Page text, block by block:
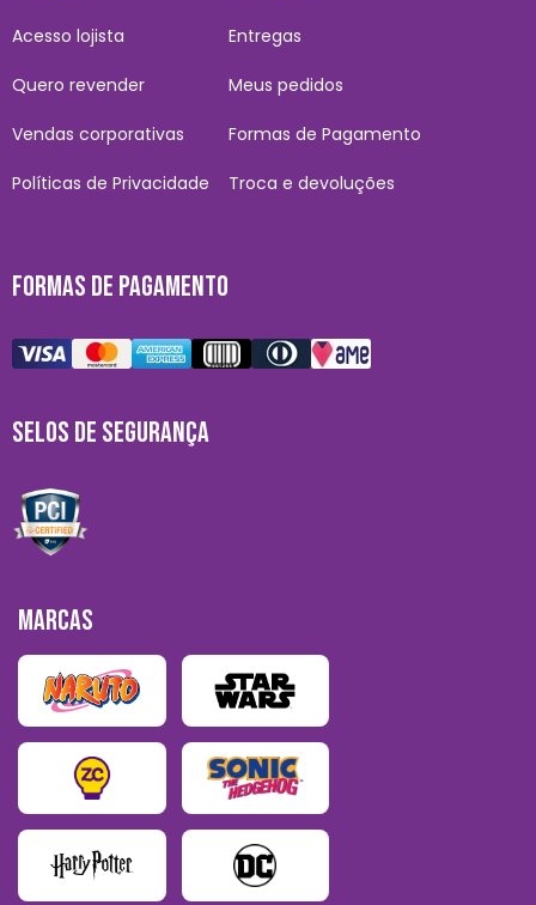
Acesso lojista
Quero revender
Vendas corporativas
Políticas de Privacidade
Entregas
Meus pedidos
Formas de Pagamento
Troca e devoluções
FORMAS DE PAGAMENTO
SELOS DE SEGURANÇA
MARCAS